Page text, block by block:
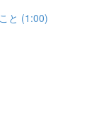
と (1:00)